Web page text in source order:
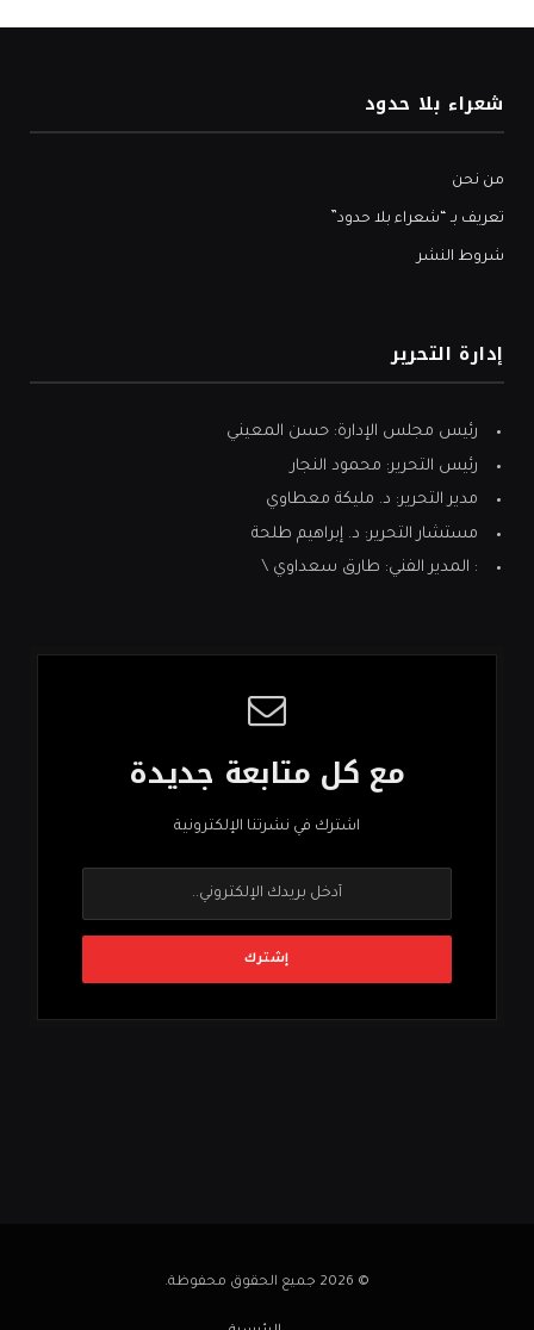
شعراء بلا حدود
من نحن
تعريف بـ “شعراء بلا حدود”
شروط النشر
إدارة التحرير
رئيس مجلس الإدارة: حسن المعيني
رئيس التحرير: محمود النجار
مدير التحرير: د. مليكة معطاوي
مستشار التحرير: د. إبراهيم طلحة
: المدير الفني: طارق سعداوي \
مع كل متابعة جديدة
اشترك في نشرتنا الإلكترونية
© 2026 جميع الحقوق محفوظة.